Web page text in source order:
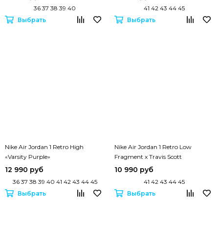
36 37 38 39 40
Выбрать
41 42 43 44 45
Выбрать
Nike Air Jordan 1 Retro High
«Varsity Purple»
12 990 руб
36 37 38 39 40 41 42 43 44 45
Выбрать
Nike Air Jordan 1 Retro Low
Fragment x Travis Scott
10 990 руб
41 42 43 44 45
Выбрать